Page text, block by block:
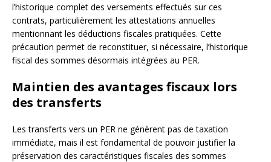
l’historique complet des versements effectués sur ces
contrats, particulièrement les attestations annuelles
mentionnant les déductions fiscales pratiquées. Cette
précaution permet de reconstituer, si nécessaire, l’historique
fiscal des sommes désormais intégrées au PER.
Maintien des avantages fiscaux lors
des transferts
Les transferts vers un PER ne génèrent pas de taxation
immédiate, mais il est fondamental de pouvoir justifier la
préservation des caractéristiques fiscales des sommes